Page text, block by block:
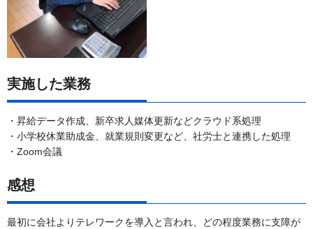
実施した業務
・昇給データ作成、新卒求人媒体更新などクラウド系処理
・小学校休業助成金、就業規則変更など、社労士と連携した処理
・Zoom会議
感想
最初に会社よりテレワークを導入と言われ、どの程度業務に支障が